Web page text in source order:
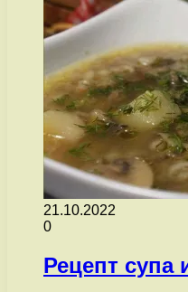
21.10.2022
0
Рецепт супа